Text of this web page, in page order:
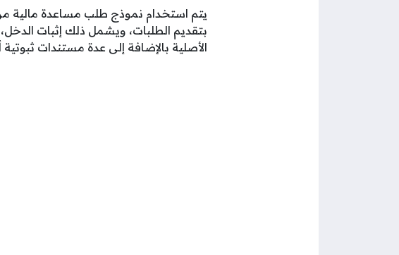
يتم استخدام نموذج طلب مساعدة مالية من
بتقديم الطلبات، ويشمل ذلك إثبات
الأصلية بالإضافة إلى عدة مستندات